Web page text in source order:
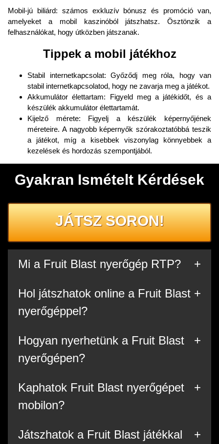
Mobil-jú biliárd: számos exkluzív bónusz és promóció van,
amelyeket a mobil kaszinóból játszhatsz. Ösztönzik a
felhasználókat, hogy útközben játszanak.
Tippek a mobil játékhoz
Stabil internetkapcsolat: Győződj meg róla, hogy van
stabil internetkapcsolatod, hogy ne zavarja meg a játékot.
Akkumulátor élettartam: Figyeld meg a játékidőt, és a
készülék akkumulátor élettartamát.
Kijelző mérete: Figyelj a készülék képernyőjének
méreteire. A nagyobb képernyők szórakoztatóbbá teszik
a játékot, míg a kisebbek viszonylag könnyebbek a
kezelések és hordozás szempontjából.
Gyakran Ismételt Kérdések
JÁTSZ SORON!
Mi a Fruit Blast nyerőgép RTP?
Hol játszhatok online a Fruit Blast
nyerőgéppel?
Hogyan nyerhetünk a Fruit Blast
nyerőgépen?
Kaphatok Fruit Blast nyerőgépet
mobilon?
Játszhatok a Fruit Blast játékkal